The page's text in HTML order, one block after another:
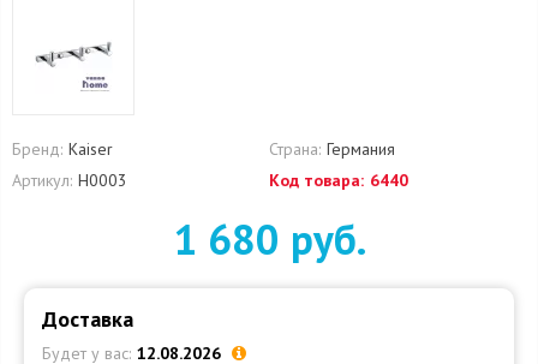
Бренд: Kaiser Страна: Германия
Артикул: H0003 Код товара: 6440
1 680 руб.
Доставка
Будет у вас: 12.08.2026